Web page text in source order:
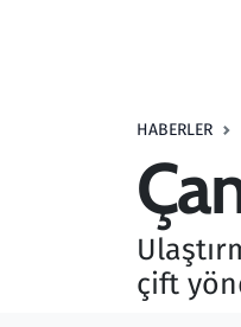
HABERLER
çift
Savunma Sanayi
Seçim 2023